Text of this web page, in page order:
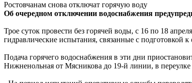
Ростовчанам снова отключат горячую воду
Об очередном отключении водоснабжения
Трое суток провести без горячей воды, с 16 по 18
гидравлические испытания, связанные с подготовкой
Подача горячего водоснабжения в эти дни
Нижненольная от Мясникова до 19-й линии, в